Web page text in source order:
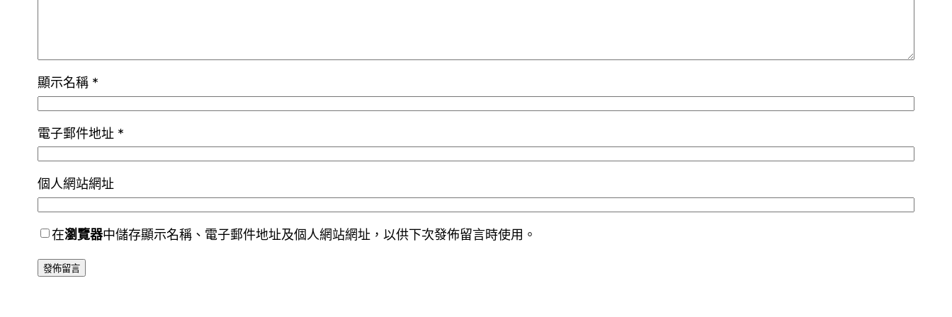
顯示名稱 *
電子郵件地址 *
個人網站網址
在瀏覽器中儲存顯示名稱、電子郵件地址及個人網站網址，以供下次發佈留言時使用。